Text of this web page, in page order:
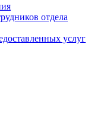
отдела
услуг